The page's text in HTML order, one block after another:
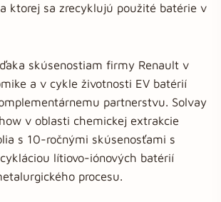
ktorej sa zrecyklujú použité batérie v
skúsenostiam firmy Renault v
a v cykle životnosti EV batérií
partnerstvu. Solvay
v oblasti chemickej extrakcie
s 10-ročnými skúsenosťami s
lítiovo-iónových batérií
procesu.